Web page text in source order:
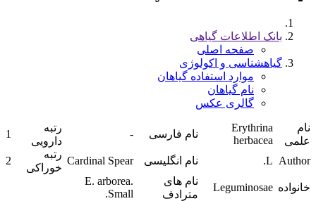
بانک اطلاعات گیاهی
صفحه اصلی
گیاهشناسی و اکولوژی
موارد استفاده گیاهان
نام گیاهان
گالری عکس
نام
علمی
Erythrina
herbacea
نام فارسی -
رتبه
دارویی
1
Author
L. نام انگلیسی Cardinal Spear
رتبه
خوراکی
2
خانواده Leguminosae
نام های
مترادف
E. arborea.
Small.